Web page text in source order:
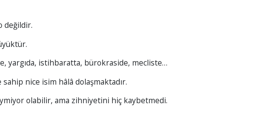
değildir.
yargıda, istihbaratta, bürokraside, mecliste…
nice isim hâlâ dolaşmaktadır.
olabilir, ama zihniyetini hiç kaybetmedi.